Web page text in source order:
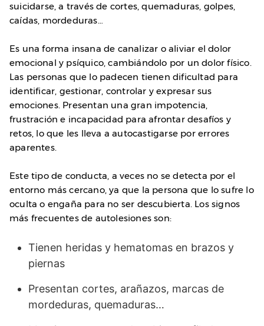
suicidarse, a través de cortes, quemaduras, golpes,
caídas, mordeduras…
Es una forma insana de canalizar o aliviar el dolor
emocional y psíquico, cambiándolo por un dolor físico.
Las personas que lo padecen tienen dificultad para
identificar, gestionar, controlar y expresar sus
emociones. Presentan una gran impotencia,
frustración e incapacidad para afrontar desafíos y
retos, lo que les lleva a autocastigarse por errores
aparentes.
Este tipo de conducta, a veces no se detecta por el
entorno más cercano, ya que la persona que lo sufre lo
oculta o engaña para no ser descubierta. Los signos
más frecuentes de autolesiones son:
Tienen heridas y hematomas en brazos y
piernas
Presentan cortes, arañazos, marcas de
mordeduras, quemaduras…